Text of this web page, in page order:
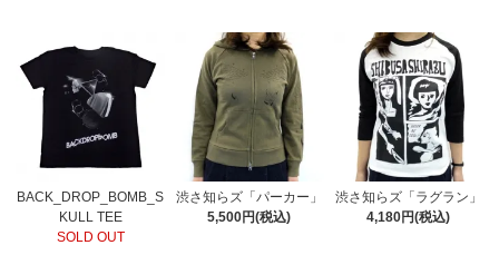
BACK_DROP_BOMB_S
KULL TEE
SOLD OUT
渋さ知らズ「パーカー」
5,500円(税込)
渋さ知らズ「ラグラン」
4,180円(税込)